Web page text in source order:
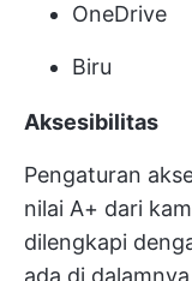
OneDrive
Biru
Aksesibilitas
Pengaturan
nilai A+ dari
dilengkapi